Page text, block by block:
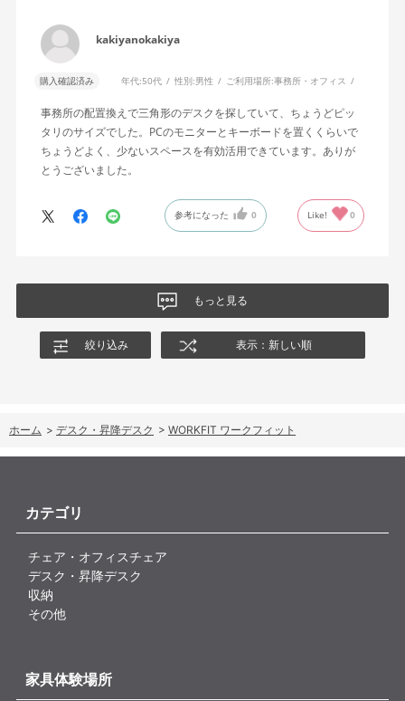
kakiyanokakiya
購入確認済み 年代:50代 性別:男性 ご利用場所:事務所・オフィス
事務所の配置換えで三角形のデスクを探していて、ちょうどピッ
タリのサイズでした。PCのモニターとキーボードを置くくらいで
ちょうどよく、少ないスペースを有効活用できています。ありが
とうございました。
参考になった 0 Like! 0
もっと見る
絞り込み 表示：新しい順
ホーム > デスク・昇降デスク > WORKFIT ワークフィット
カテゴリ
チェア・オフィスチェア
デスク・昇降デスク
収納
その他
家具体験場所